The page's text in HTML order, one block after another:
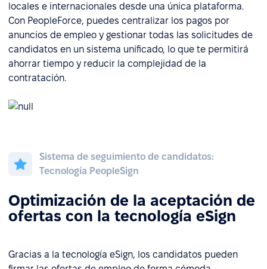
locales e internacionales desde una única plataforma.
Con PeopleForce, puedes centralizar los pagos por
anuncios de empleo y gestionar todas las solicitudes de
candidatos en un sistema unificado, lo que te permitirá
ahorrar tiempo y reducir la complejidad de la
contratación.
Sistema de seguimiento de candidatos:
Tecnología PeopleSign
Optimización de la aceptación de
ofertas con la tecnología eSign
Gracias a la tecnología eSign, los candidatos pueden